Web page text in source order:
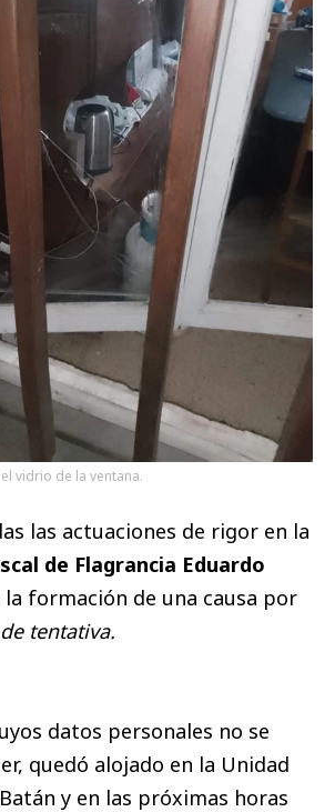
vidrio de la ventana.
las actuaciones de rigor en la
de Flagrancia Eduardo
la formación de una causa por
tentativa.
datos personales no se
quedó alojado en la Unidad
y en las próximas horas